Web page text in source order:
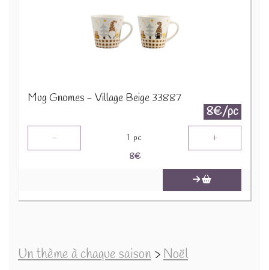
Mug Gnomes - Village Beige 33887
8€/pc
- 1 pc +
8€
Un thème à chaque saison > Noël